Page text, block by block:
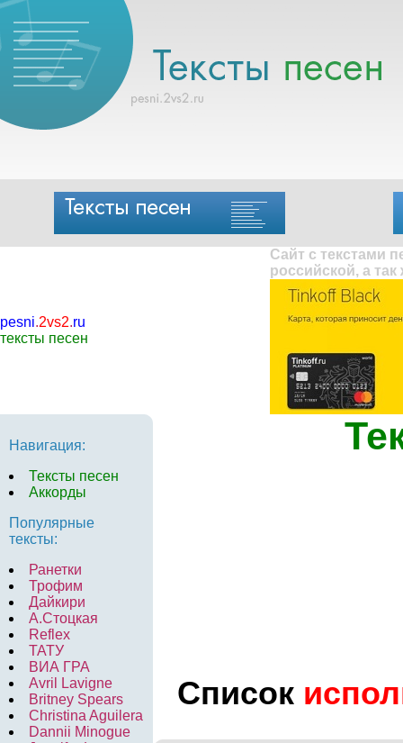
pesni.2vs2.ru
тексты песен
Сайт с текстами
российской, а
Навигация:
Тексты песен
Аккорды
Популярные
тексты:
Ранетки
Трофим
Дайкири
А.Стоцкая
Reflex
ТАТУ
ВИА ГРА
Avril Lavigne
Britney Spears
Christina Aguilera
Dannii Minogue
Список